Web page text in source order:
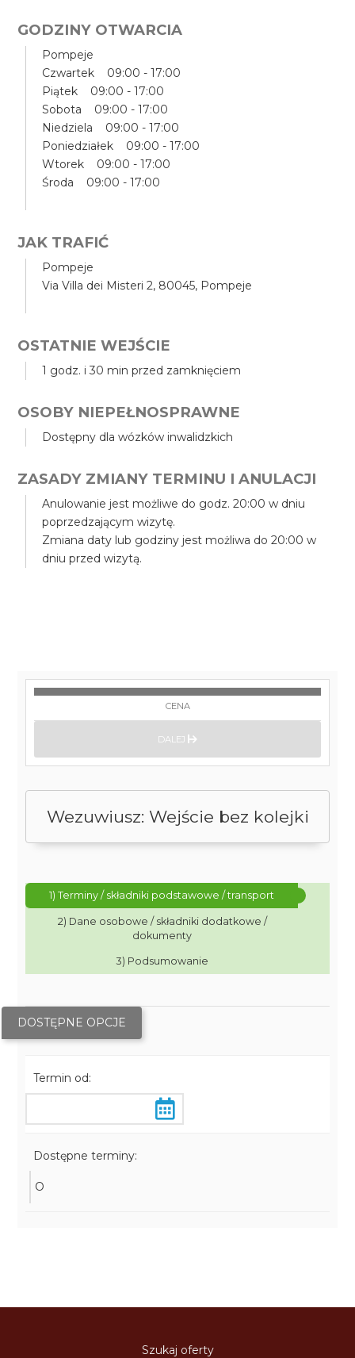
GODZINY OTWARCIA
Pompeje
Czwartek 09:00 - 17:00
Piątek 09:00 - 17:00
Sobota 09:00 - 17:00
Niedziela 09:00 - 17:00
Poniedziałek 09:00 - 17:00
Wtorek 09:00 - 17:00
Środa 09:00 - 17:00
JAK TRAFIĆ
Pompeje
Via Villa dei Misteri 2, 80045, Pompeje
OSTATNIE WEJŚCIE
1 godz. i 30 min przed zamknięciem
OSOBY NIEPEŁNOSPRAWNE
Dostępny dla wózków inwalidzkich
ZASADY ZMIANY TERMINU I ANULACJI
Anulowanie jest możliwe do godz. 20:00 w dniu
poprzedzającym wizytę.
Zmiana daty lub godziny jest możliwa do 20:00 w
dniu przed wizytą.
Wezuwiusz: Wejście bez kolejki
1) Terminy / składniki podstawowe / transport
2) Dane osobowe / składniki dodatkowe /
dokumenty
3) Podsumowanie
DOSTĘPNE OPCJE
Termin od:
Dostępne terminy:
O
CENA
DALEJ
Szukaj oferty